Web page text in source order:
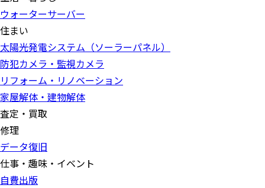
ウォーターサーバー
住まい
太陽光発電システム（ソーラーパネル）
防犯カメラ・監視カメラ
リフォーム・リノベーション
家屋解体・建物解体
査定・買取
修理
データ復旧
仕事・趣味・イベント
自費出版